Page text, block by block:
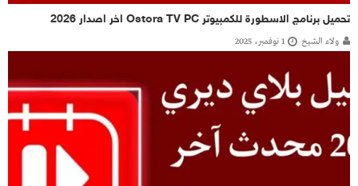
تحميل برنامج الاسطورة للكمبيوتر Ostora TV PC اخر اصدار 2026
ولاء الشيخ 1 نوفمبر، 2025